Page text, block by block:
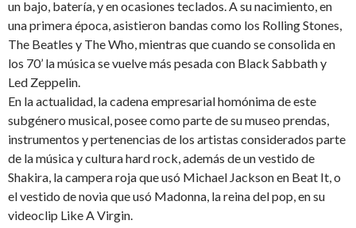
un bajo, batería, y en ocasiones teclados. A su nacimiento, en
una primera época, asistieron bandas como los Rolling Stones,
The Beatles y The Who, mientras que cuando se consolida en
los 70’ la música se vuelve más pesada con Black Sabbath y
Led Zeppelin.
En la actualidad, la cadena empresarial homónima de este
subgénero musical, posee como parte de su museo prendas,
instrumentos y pertenencias de los artistas considerados parte
de la música y cultura hard rock, además de un vestido de
Shakira, la campera roja que usó Michael Jackson en Beat It, o
el vestido de novia que usó Madonna, la reina del pop, en su
videoclip Like A Virgin.